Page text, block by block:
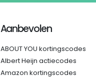
Aanbevolen
ABOUT YOU kortingscodes
Albert Heijn actiecodes
Amazon kortingscodes